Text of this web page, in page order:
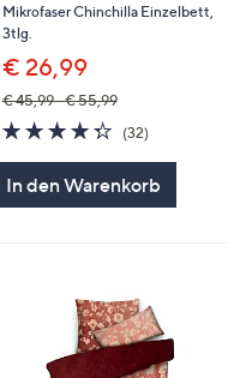
Mikrofaser Chinchilla Einzelbett,
3tlg.
€ 26,99
€ 45,99 - € 55,99
4.3
von
(32)32
In den Warenkorb